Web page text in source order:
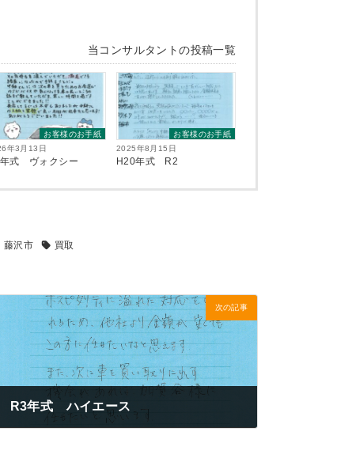
当コンサルタントの投稿一覧
お客様のお手紙
年3月13日
式 ヴォクシー
お客様のお手紙
2025年8月15日
H20年式 R2
藤沢市 買取
次の記事
R3年式 ハイエース